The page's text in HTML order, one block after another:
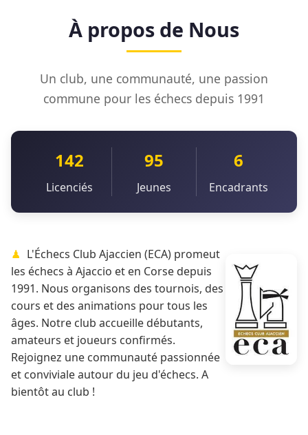
À propos de Nous
Un club, une communauté, une passion
commune pour les échecs depuis 1991
142
Licenciés
95
Jeunes
6
Encadrants
L'Échecs Club Ajaccien (ECA) promeut
les échecs à Ajaccio et en Corse depuis
1991. Nous organisons des tournois, des
cours et des animations pour tous les
âges. Notre club accueille débutants,
amateurs et joueurs confirmés.
Rejoignez une communauté passionnée
et conviviale autour du jeu d'échecs. A
bientôt au club !